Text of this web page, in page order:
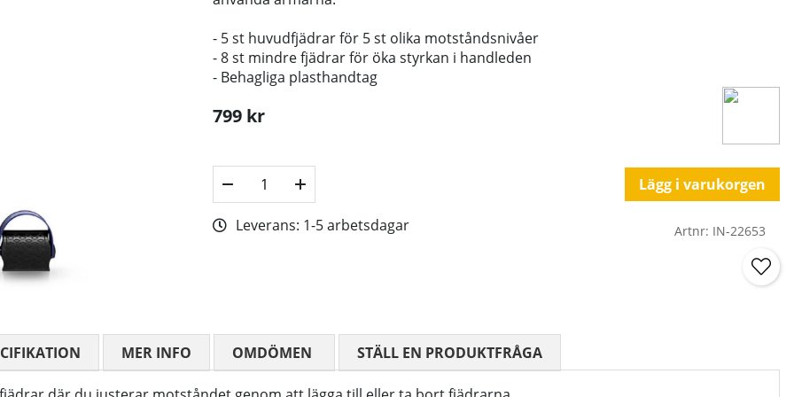
- 5 st huvudfjädrar för 5 st olika motståndsnivåer
- 8 st mindre fjädrar för öka styrkan i handleden
- Behagliga plasthandtag
799 kr
Lägg i varukorgen
Leverans: 1-5 arbetsdagar Artnr: IN-22653
MER INFO OMDÖMEN MEDELBETYG 0 AV 5 ANTAL BETYG 0
STÄLL EN PRODUKTFRÅGA